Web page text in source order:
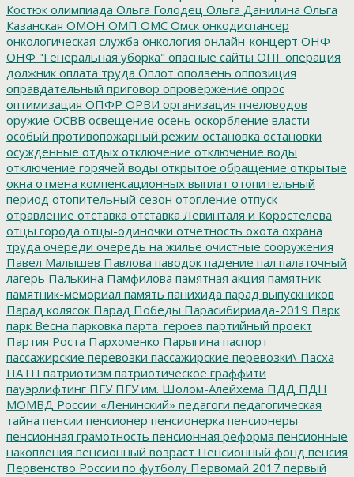
Костюк олимпиада Ольга Голодец Ольга Данилина Ольга
Казанская ОМОН ОМП ОМС Омск онкодиспансер
онкологическая служба онкология онлайн-концерт ОНФ
ОНФ "Генеральная уборка" опасные сайты ОПГ операция
должник оплата труда Оплот оползень оппозиция
оправдательный приговор опровержение опрос
оптимизация ОПФР ОРВИ организация пчеловодов
оружие ОСВВ освещение осень оскорбление власти
особый противопожарный режим остановка остановки
осужденные отдых отключение отключение воды
отключение горячей воды открытое обращение открытые
окна отмена компенсационных выплат отопительный
период отопительный сезон отопление отпуск
отравление отставка отставка Левинталя и Коростелёва
отцы города отцы-одиночки отчетность охота охрана
труда очереди очередь на жилье очистные сооружения
Павел Малышев Павлова паводок падение пал палаточный
лагерь Палькина Памфилова памятная акция памятник
памятник-мемориал память панихида парад выпускников
Парад колясок Парад Победы Парасибириада-2019 Парк
парк Весна парковка парта_героев партийный проект
Партия Роста Пархоменко Парыгина паспорт
пассажирские перевозки пассажирские перевозки\ Пасха
ПАТП патриотизм патриотическое граффити
пауэрлифтинг ПГУПГУ им. Шолом-Алейхема ПДД ПДН
МОМВД России «Ленинский» педагоги педагогическая
тайна пенсии пенсионер пенсионерка пенсионеры
пенсионная грамотность пенсионная реформа пенсионные
накопления пенсионный возраст Пенсионный фонд пенсия
Первенство России по футболу Первомай 2017 первый